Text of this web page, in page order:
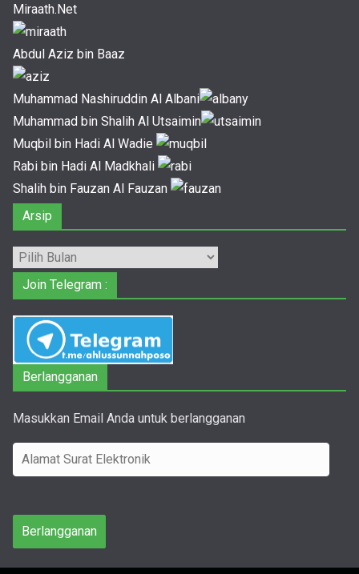
Miraath.Net
Abdul Aziz bin Baaz
Muhammad Nashiruddin Al Albani
Muhammad bin Shalih Al Utsaimin
Muqbil bin Hadi Al Wadie
Rabi bin Hadi Al Madkhali
Shalih bin Fauzan Al Fauzan
Arsip
Arsip
Join Telegram :
Berlangganan
Masukkan Email Anda untuk berlangganan
l
m
t
Berlangganan